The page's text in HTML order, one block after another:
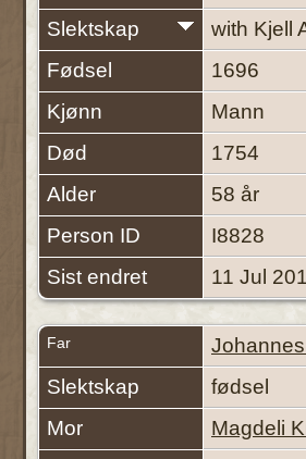
Slektskap
with Kjell
Fødsel
1696
Kjønn
Mann
Død
1754
Alder
58 år
Person ID
I8828
Sist endret
11 Jul
Far
Slektskap
fødsel
Mor
Magdeli